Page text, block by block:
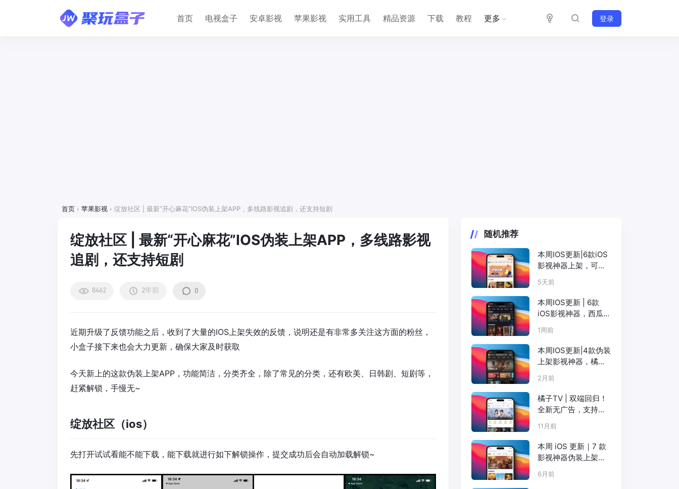
首页 电视盒子 安卓影视 苹果影视 实用工具 精品资源 下载 教程 更多 登录
首页 › 苹果影视 › 绽放社区 | 最新“开心麻花”IOS伪装上架APP，多线路影视追剧，还支持短剧
绽放社区 | 最新“开心麻花”IOS伪装上架APP，多线路影视
追剧，还支持短剧
8462 2年前 0
近期升级了反馈功能之后，收到了大量的IOS上架失效的反馈，说明还是有非常多关注这方面的粉丝，
小盒子接下来也会大力更新，确保大家及时获取
今天新上的这款伪装上架APP，功能简洁，分类齐全，除了常见的分类，还有欧美、日韩剧、短剧等，
赶紧解锁，手慢无~
绽放社区（ios）
先打开试试看能不能下载，能下载就进行如下解锁操作，提交成功后会自动加载解锁~
随机推荐
本周IOS更新|6款iOS
影视神器上架，可
可、暖秋、咸鱼、小
柿子等
5天前
本周IOS更新 | 6款
iOS影视神器，西瓜可
可TT粉猪柚子咸鱼全
上
1周前
本周IOS更新|4款伪装
上架影视神器，橘子
松子电影天堂可可
2月前
橘子TV | 双端回归！
全新无广告，支持
Netflix、短剧、韩剧
等（ iOS+Android）
11月前
本周 iOS 更新｜7 款
影视神器伪装上架，
院线大片 / 短剧 / 海
外资源全覆盖
6月前